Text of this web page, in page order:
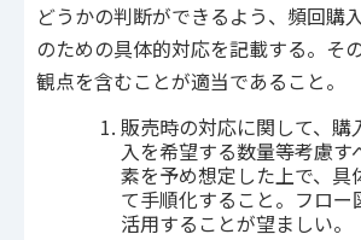
どうかの判断ができるよう、頻回購
のための具体的対応を記載する。そ
観点を含むことが適当であること。
販売時の対応に関して、購
入を希望する数量等考慮
素を予め想定した上で、具
て手順化すること。フロー
活用することが望ましい。